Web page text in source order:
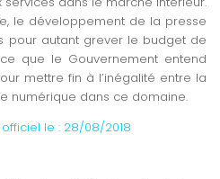
le développement de la presse
pour autant grever le budget de
que le Gouvernement entend
mettre fin à l’inégalité entre la
numérique dans ce domaine.
le : 28/08/2018